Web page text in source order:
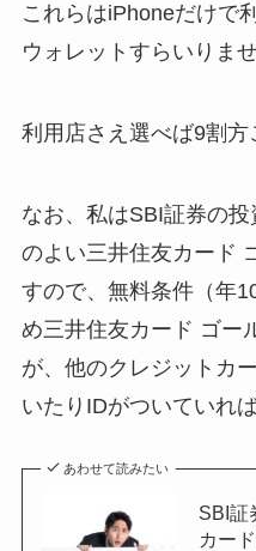
これらはiPhoneだけで
ウォレットすらいりませ
利用店さえ選べば9割方
なお、私はSBI証券の
のよい三井住友カード
すので、無料条件（年
め三井住友カード ゴー
が、他のクレジットカ
いたりIDがついていれ
あわせて読みたい
SBI証
カー